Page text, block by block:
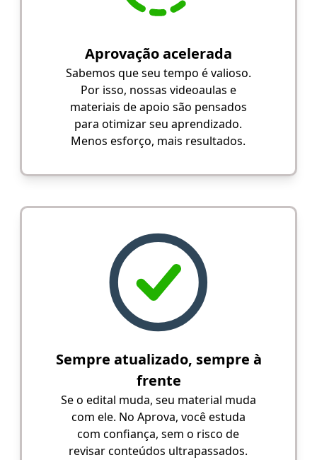
Aprovação acelerada
Sabemos que seu tempo é valioso.
Por isso, nossas videoaulas e
materiais de apoio são pensados
para otimizar seu aprendizado.
Menos esforço, mais resultados.
Sempre atualizado, sempre à
frente
Se o edital muda, seu material muda
com ele. No Aprova, você estuda
com confiança, sem o risco de
revisar conteúdos ultrapassados.